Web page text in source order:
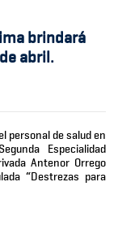
brindará
abril.
personal de salud en
Especialidad
Antenor Orrego
“Destrezas para